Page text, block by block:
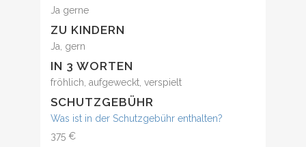
Ja gerne
ZU KINDERN
Ja, gern
IN 3 WORTEN
fröhlich, aufgeweckt, verspielt
SCHUTZGEBÜHR
Was ist in der Schutzgebühr enthalten?
375 €